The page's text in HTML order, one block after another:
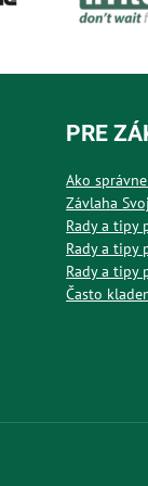
PRE
Ako
Závlaha
Rady a tipy
Rady a tipy
Rady a tipy
Často